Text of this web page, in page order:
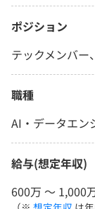
ポジション
テックメンバー
職種
AI・データエン
給与(想定年収)
600万 〜 1,000